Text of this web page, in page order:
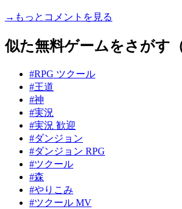
→もっとコメントを見る
似た無料ゲームをさがす（
#RPG ツクール
#王道
#神
#実況
#実況 歓迎
#ダンジョン
#ダンジョン RPG
#ツクール
#森
#やりこみ
#ツクール MV